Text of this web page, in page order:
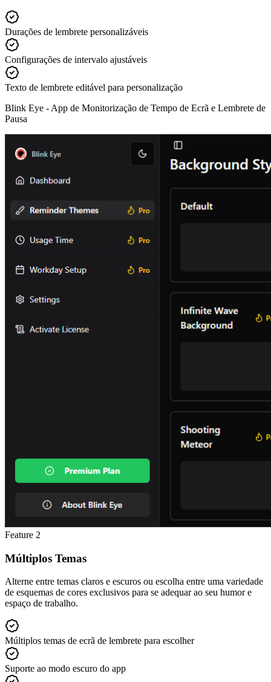
Durações de lembrete personalizáveis
Configurações de intervalo ajustáveis
Texto de lembrete editável para personalização
Blink Eye - App de Monitorização de Tempo de Ecrã e Lembrete de
Pausa
Feature 2
Múltiplos Temas
Alterne entre temas claros e escuros ou escolha entre uma variedade
de esquemas de cores exclusivos para se adequar ao seu humor e
espaço de trabalho.
Múltiplos temas de ecrã de lembrete para escolher
Suporte ao modo escuro do app